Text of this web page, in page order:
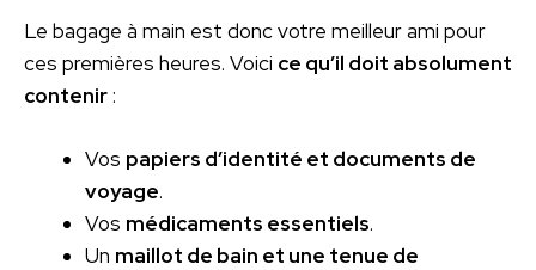
Le bagage à main est donc votre meilleur ami pour
ces premières heures. Voici ce qu’il doit absolument
contenir :
Vos papiers d’identité et documents de
voyage.
Vos médicaments essentiels.
Un maillot de bain et une tenue de